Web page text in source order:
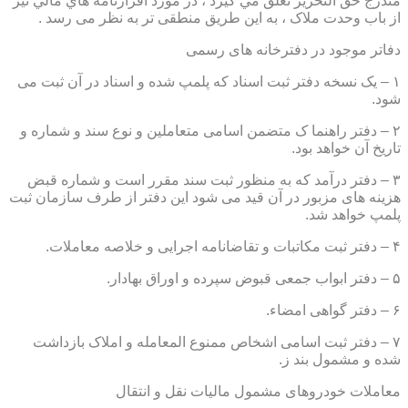
از باب وحدت ملاک ، به این طریق منطقی تر به نظر می رسد .
دفاتر موجود در دفترخانه های رسمی
۱ – یک نسخه دفتر ثبت اسناد که پلمپ شده و اسناد در آن ثبت می
شود.
۲ – دفتر راهنما ک متضمن اسامی متعاملین و نوع سند و شماره و
تاریخ آن خواهد بود.
۳ – دفتر درآمد که به منظور ثبت سند مقرر است و شماره قبض
هزینه های مزبور در آن قید می شود این دفتر از طرف سازمان ثبت
پلمپ خواهد شد.
۴ – دفتر ثبت مکاتبات و تقاضانامه اجرایی و خلاصه معاملات.
۵ – دفتر ابواب جمعی قبوض سپرده و اوراق بهادار.
۶ – دفتر گواهی امضاء.
۷ – دفتر ثبت اسامی اشخاص ممنوع المعامله و املاک بازداشت
شده و مشمول بند ز.
معاملات خودروهای مشمول مالیات نقل و انتقال